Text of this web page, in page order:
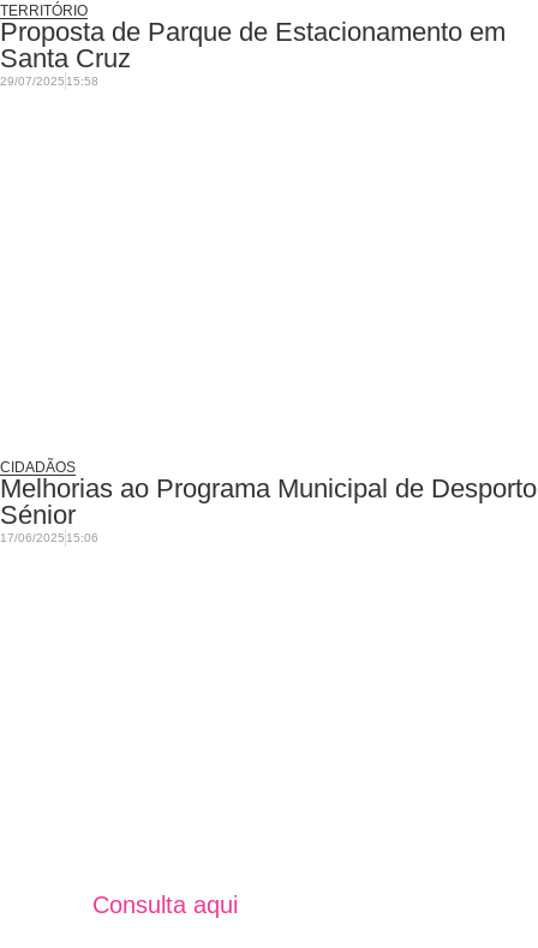
TERRITÓRIO
Proposta de Parque de Estacionamento em
Santa Cruz
29/07/2025 15:58
CIDADÃOS
Melhorias ao Programa Municipal de Desporto
Sénior
17/06/2025 15:06
Consulta aqui